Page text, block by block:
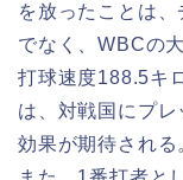
を放ったことは
でなく、WBCの
打球速度188.5キ
は、対戦国にプ
効果が期待される